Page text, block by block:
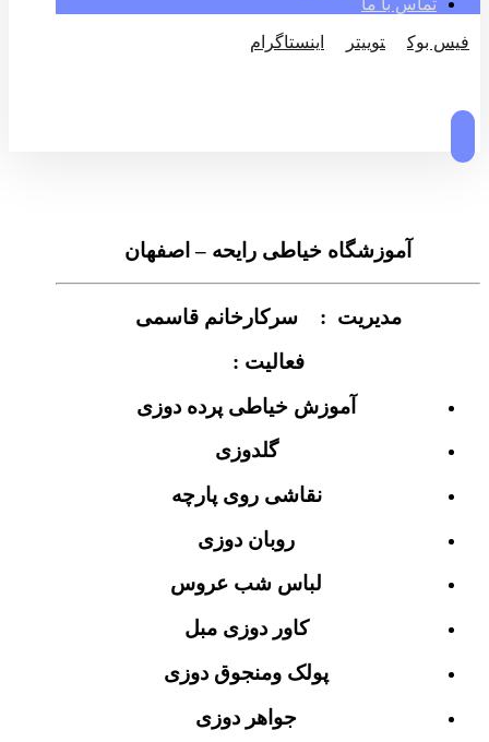
تماس با ما
فیس بوک توییتر
اینستاگرام
آموزشگاه خیاطی رایحه – اصفهان
مدیریت : سرکارخانم قاسمی
فعالیت :
آموزش خیاطی پرده دوزی
گلدوزی
نقاشی روی پارچه
روبان دوزی
لباس شب عروس
کاور دوزی مبل
پولک ومنجوق دوزی
جواهر دوزی